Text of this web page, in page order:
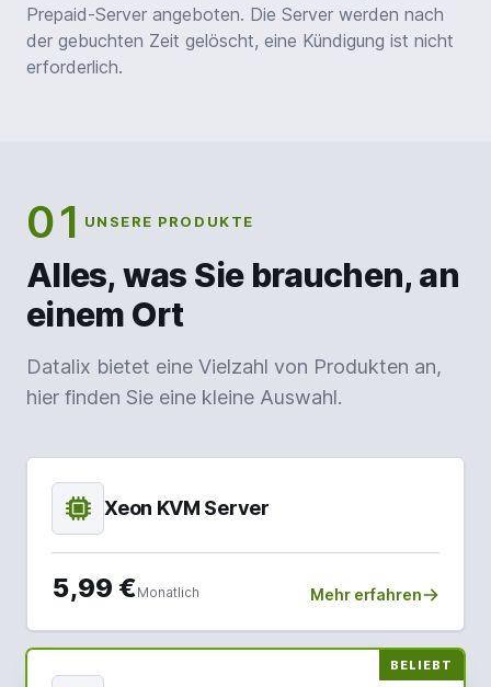
Prepaid-Server angeboten. Die Server werden nach
der gebuchten Zeit gelöscht, eine Kündigung ist nicht
erforderlich.
01 UNSERE PRODUKTE
Alles, was Sie brauchen, an
einem Ort
Datalix bietet eine Vielzahl von Produkten an,
hier finden Sie eine kleine Auswahl.
Xeon KVM Server
5,99 €Monatlich Mehr erfahren
BELIEBT